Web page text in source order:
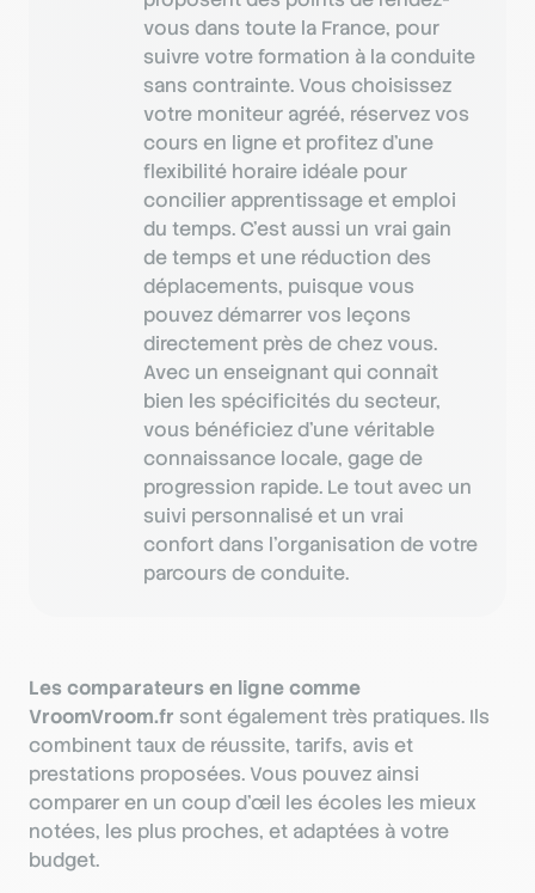
vous dans toute la France, pour
suivre votre formation à la conduite
sans contrainte. Vous choisissez
votre moniteur agréé, réservez vos
cours en ligne et profitez d’une
flexibilité horaire idéale pour
concilier apprentissage et emploi
du temps. C’est aussi un vrai gain
de temps et une réduction des
déplacements, puisque vous
pouvez démarrer vos leçons
directement près de chez vous.
Avec un enseignant qui connaît
bien les spécificités du secteur,
vous bénéficiez d’une véritable
connaissance locale, gage de
progression rapide. Le tout avec un
suivi personnalisé et un vrai
confort dans l’organisation de votre
parcours de conduite.
Les comparateurs en ligne comme
VroomVroom.fr sont également très pratiques. Ils
combinent taux de réussite, tarifs, avis et
prestations proposées. Vous pouvez ainsi
comparer en un coup d’œil les écoles les mieux
notées, les plus proches, et adaptées à votre
budget.